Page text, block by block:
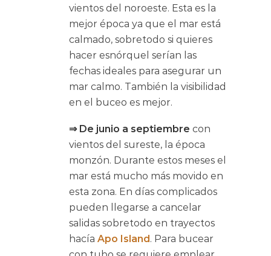
vientos del noroeste. Esta es la
mejor época ya que el mar está
calmado, sobretodo si quieres
hacer esnórquel serían las
fechas ideales para asegurar un
mar calmo. También la visibilidad
en el buceo es mejor.
⇒ De junio a septiembre con
vientos del sureste, la época
monzón. Durante estos meses el
mar está mucho más movido en
esta zona. En días complicados
pueden llegarse a cancelar
salidas sobretodo en trayectos
hacía Apo Island. Para bucear